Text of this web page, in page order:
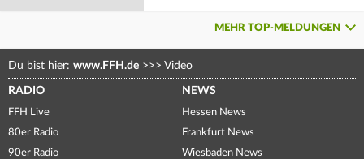
MEHR TOP-MELDUNGEN
Du bist hier: www.FFH.de >>> Video
RADIO
FFH Live
80er Radio
90er Radio
NEWS
Hessen News
Frankfurt News
Wiesbaden News